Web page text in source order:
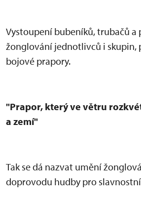
Vystoupení bubeníků, trubačů a
žonglování jednotlivců i skupin,
bojové prapory.
"Prapor, který ve větru rozkv
a zemí"
Tak se dá nazvat uměnížonglov
doprovodu hudby pro